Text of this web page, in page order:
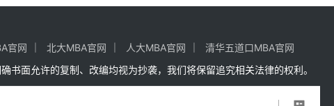
官网 北大MBA官网 人大MBA官网
清华五道口MBA官网
书面允许的复制、改编均视为抄袭，我们将保留追究相关法律的权利。